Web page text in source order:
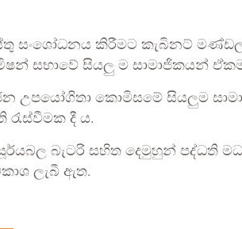
සංශෝධනය කිරීමට කැබිනට්
සභාවේ සියලු ම සාමාජිකයන්
උපයෝගිතා කොමිසමේ සියලුම
රැස්වීමක දී ය.
බැටරි සහිත දෙමුහුන් පද්ධති
ලැබී ඇත.